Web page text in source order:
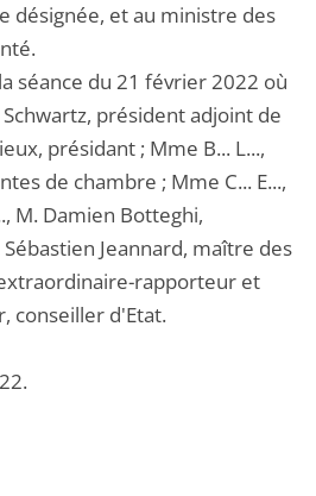
désignée, et au ministre des
séance du 21 février 2022 où
président adjoint de
présidant ; Mme B... L...,
de chambre ; Mme C... E...,
M. Damien Botteghi,
Jeannard, maître des
rapporteur et
conseiller d'Etat.